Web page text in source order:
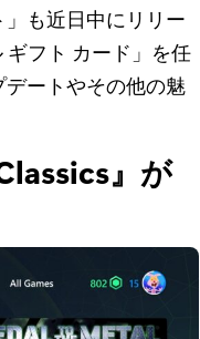
も近日中にリリー
ギフト カード」を任
ートやその他の魅
』が